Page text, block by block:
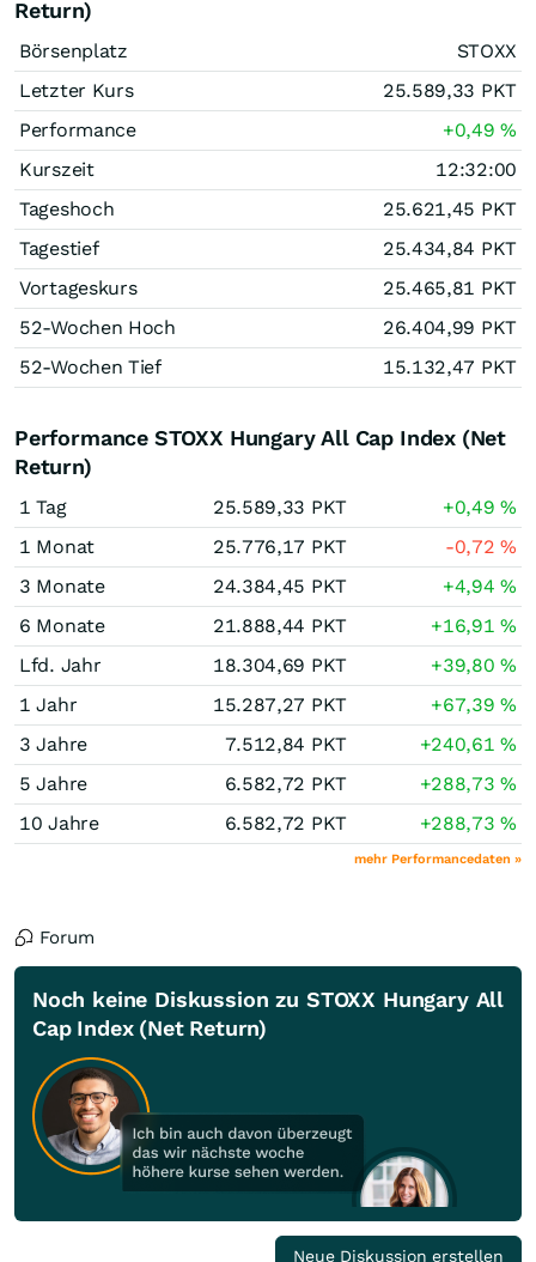
Return)
Börsenplatz
STOXX
Letzter Kurs
25.589,33 PKT
Performance
+0,49%
Kurszeit
12:32:00
Tageshoch
25.621,45 PKT
Tagestief
25.434,84 PKT
Vortageskurs
25.465,81 PKT
52-Wochen Hoch
26.404,99 PKT
52-Wochen Tief
15.132,47 PKT
Performance STOXX Hungary All Cap Index (Net
Return)
1 Tag 25.589,33 PKT +0,49%
1 Monat
25.776,17 PKT -0,72%
3 Monate
24.384,45 PKT +4,94%
6 Monate
21.888,44 PKT +16,91%
Lfd. Jahr
18.304,69 PKT +39,80%
1 Jahr
15.287,27 PKT +67,39%
3 Jahre
7.512,84 PKT +240,61%
5 Jahre
6.582,72 PKT +288,73%
10 Jahre
6.582,72 PKT +288,73%
mehr Performancedaten »
Forum
Noch keine Diskussion zu STOXX Hungary All
Cap Index (Net Return)
Neue Diskussion erstellen